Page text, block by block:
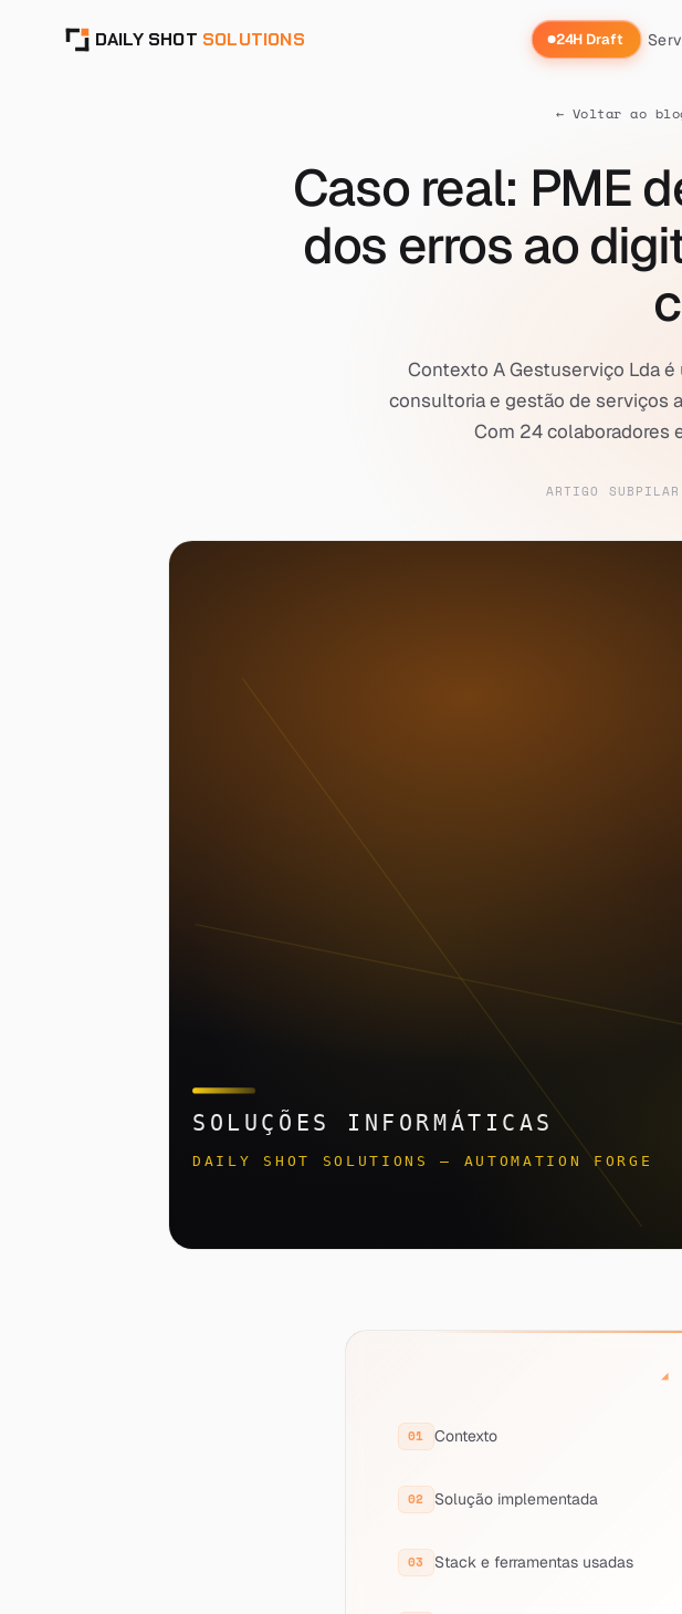
DAILY SHOT SOLUTIONS 24H Draft
← Voltar ao
Caso real: PME
dos erros ao
Contexto A Gestuserviço Lda é
consultoria e gestão de serviços
Com 24 colaboradores
ARTIGO SUBPILAR
Contexto
Solução implementada
Stack e ferramentas usadas